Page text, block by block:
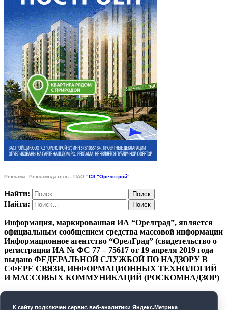
Реклама. Рекламодатель - ПАО "СЗ "Орелстрой"
Найти:
Найти:
Информация, маркированная ИА “Орелград”, является
официальным сообщением средства массовой информации
Информационное агентство “ОрелГрад” (свидетельство о
регистрации ИА № ФС 77 – 75617 от 19 апреля 2019 года
выдано ФЕДЕРАЛЬНОЙ СЛУЖБОЙ ПО НАДЗОРУ В
СФЕРЕ СВЯЗИ, ИНФОРМАЦИОННЫХ ТЕХНОЛОГИЙ
И МАССОВЫХ КОММУНИКАЦИЙ (РОСКОМНАДЗОР)
К cайту подключен сервис веб-аналитики Яндекс.Метрика